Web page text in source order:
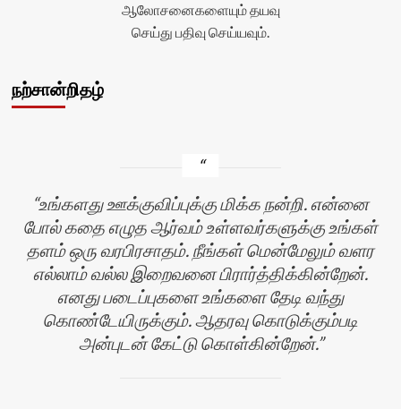
ஆலோசனைகளையும் தயவு
செய்து பதிவு செய்யவும்.
நற்சான்றிதழ்
உங்களது ஊக்குவிப்புக்கு மிக்க நன்றி. என்னை
போல் கதை எழுத ஆர்வம் உள்ளவர்களுக்கு உங்கள்
தளம் ஒரு வரபிரசாதம். நீங்கள் மென்மேலும் வளர
எல்லாம் வல்ல இறைவனை பிரார்த்திக்கின்றேன்.
எனது படைப்புகளை உங்களை தேடி வந்து
கொண்டேயிருக்கும். ஆதரவு கொடுக்கும்படி
அன்புடன் கேட்டு கொள்கின்றேன்.